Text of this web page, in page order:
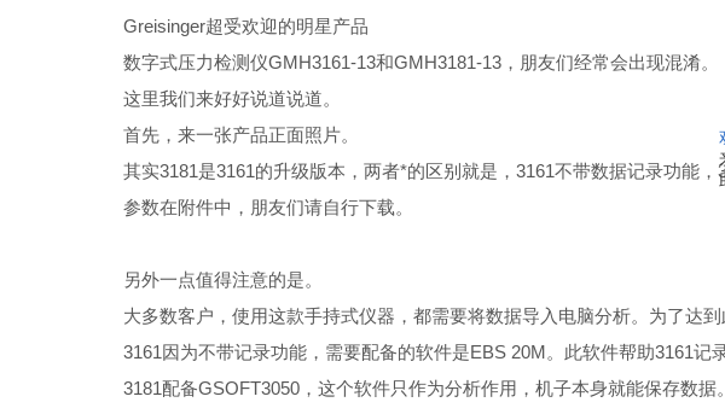
Greisinger超受欢迎的明星产品
数字式压力检测仪GMH3161-13和GMH3181-13，朋友们经常会出现混淆。
这里我们来好好说道说道。
首先，来一张产品正面照片。
其实3181是3161的升级版本，两者*的区别就是，3161不带数据记录功能，
参数在附件中，朋友们请自行下载。
另外一点值得注意的是。
大多数客户，使用这款手持式仪器，都需要将数据导入电脑分析。为了达
3161因为不带记录功能，需要配备的软件是EBS 20M。此软件帮助3161
3181配备GSOFT3050，这个软件只作为分析作用，机子本身就能保存数据。